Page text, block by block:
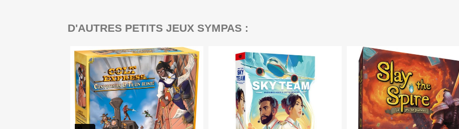
D'AUTRES PETITS JEUX SYMPAS :